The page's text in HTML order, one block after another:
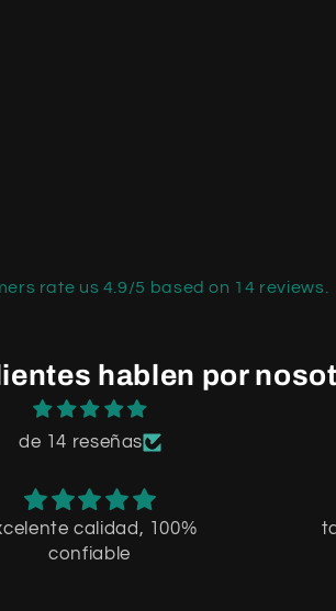
rate us 4.9/5 based on 14 reviews.
hablen por
de 14 reseñas
calidad, 100%
confiable